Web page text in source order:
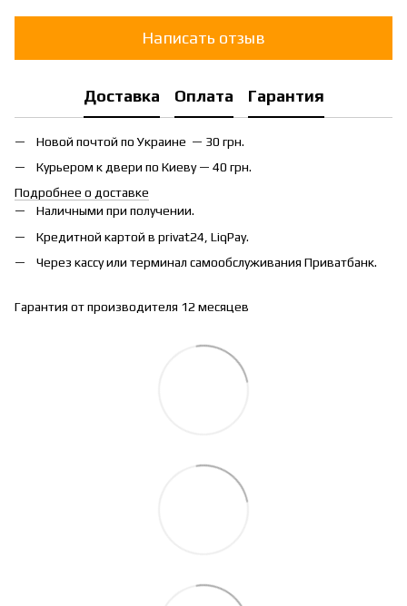
Написать отзыв
Доставка Оплата Гарантия
Новой почтой по Украине — 30 грн.
Курьером к двери по Киеву — 40 грн.
Подробнее о доставке
Наличными при получении.
Кредитной картой в privat24, LiqPay.
Через кассу или терминал самообслуживания Приватбанк.
Гарантия от производителя 12 месяцев